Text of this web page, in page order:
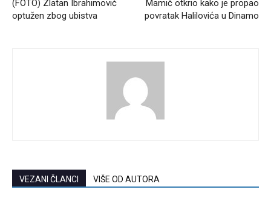
(FOTO) Zlatan Ibrahimović
optužen zbog ubistva
Mamić otkrio kako je propao
povratak Halilovića u Dinamo
VEZANI ČLANCI VIŠE OD AUTORA